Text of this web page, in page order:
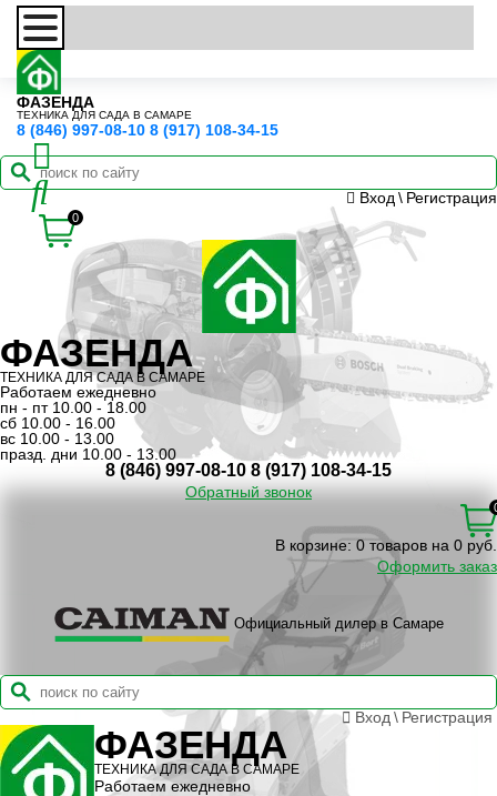
ФАЗЕНДА
ТЕХНИКА ДЛЯ САДА В САМАРЕ
8 (846) 997-08-10 8 (917) 108-34-15
0
Вход \ Регистрация
ФАЗЕНДА
ТЕХНИКА ДЛЯ САДА В САМАРЕ
Работаем ежедневно
пн - пт 10.00 - 18.00
сб 10.00 - 16.00
вс 10.00 - 13.00
празд. дни 10.00 - 13.00
8 (846) 997-08-10 8 (917) 108-34-15
Обратный звонок
В корзине: 0 товаров на 0 руб.
Оформить заказ
Официальный дилер в Самаре
Вход \ Регистрация
ФАЗЕНДА
ТЕХНИКА ДЛЯ САДА В САМАРЕ
Работаем ежедневно